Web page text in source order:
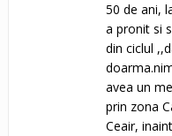
50 de ani,
a pronit si
din ciclul
avea un
prin zona
Ceair,